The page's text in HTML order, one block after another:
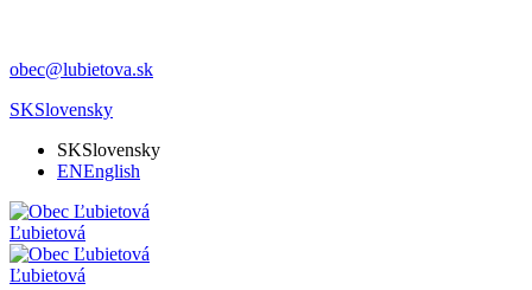
obec@lubietova.sk
SKSlovensky
SKSlovensky
ENEnglish
Ľubietová
Ľubietová